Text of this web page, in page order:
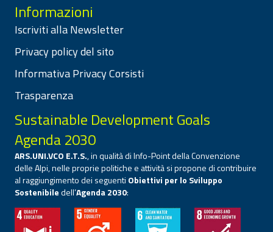
Informazioni
Iscriviti alla Newsletter
Privacy policy del sito
Informativa Privacy Corsisti
Trasparenza
Sustainable Development Goals
Agenda 2030
ARS.UNI.VCO E.T.S., in qualità di Info-Point della Convenzione
delle Alpi, nelle proprie politiche e attività si propone di contribuire
al raggiungimento dei seguenti Obiettivi per lo Sviluppo
Sostenibiledell’Agenda 2030: